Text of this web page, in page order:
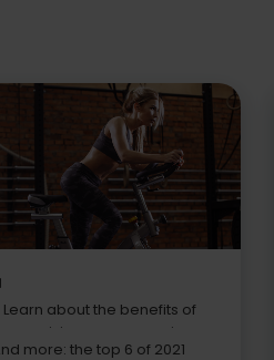
Learn about the benefits of
exercising on an exercise
bike
more: the top 6 of 2021